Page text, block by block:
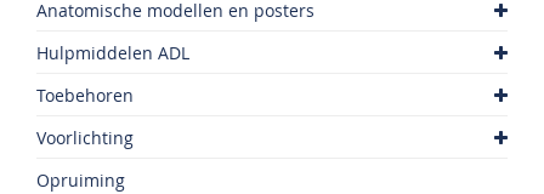
Anatomische modellen en posters
Hulpmiddelen ADL
Toebehoren
Voorlichting
Opruiming